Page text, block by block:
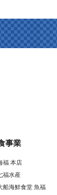
事業
福 本店
福水産
船海鮮食堂 魚福